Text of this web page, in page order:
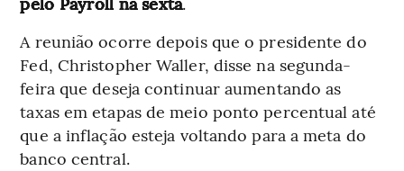
A reunião ocorre depois que o presidente do
Fed, Christopher Waller, disse na segunda-
feira que deseja continuar aumentando as
taxas em etapas de meio ponto percentual até
que a inflação esteja voltando para a meta do
banco central.